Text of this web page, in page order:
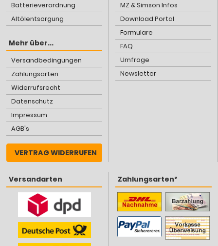
Batterieverordnung
Altölentsorgung
Mehr über...
Versandbedingungen
Zahlungsarten
Widerrufsrecht
Datenschutz
Impressum
AGB's
VERTRAG WIDERRUFEN
MZ & Simson Infos
Download Portal
Formulare
FAQ
Umfrage
Newsletter
Versandarten Zahlungsarten²